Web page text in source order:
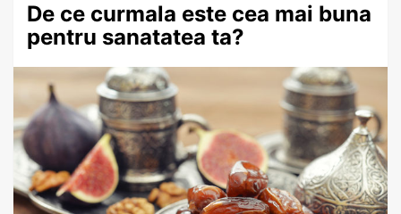
De ce curmala este cea mai buna
pentru sanatatea ta?